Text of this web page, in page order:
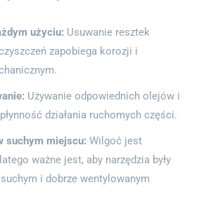
użyciu: Usuwanie resztek
zapobiega korozji i
Używanie odpowiednich olejów i
działania ruchomych części.
suchym miejscu: Wilgoć jest
ważne jest, aby narzędzia były
i dobrze wentylowanym